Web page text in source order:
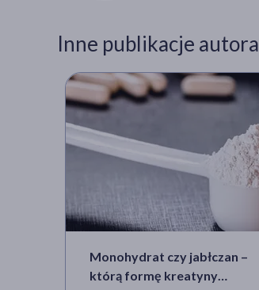
Inne publikacje autora
Monohydrat czy jabłczan –
którą formę kreatyny